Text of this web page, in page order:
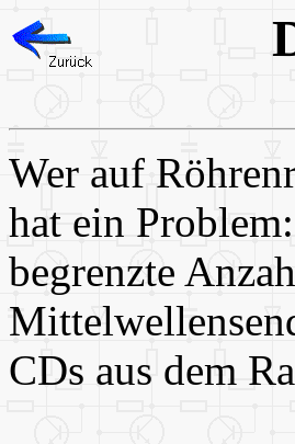
Wer auf
hat ein
begrenzte
CDs aus dem